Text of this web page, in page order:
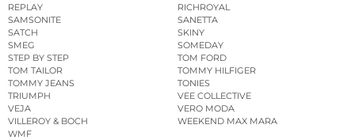
REPLAY
RICHROYAL
SAMSONITE
SANETTA
SATCH
SKINY
SMEG
SOMEDAY
STEP BY STEP
TOM FORD
TOM TAILOR
TOMMY HILFIGER
TOMMY JEANS
TONIES
TRIUMPH
VEE COLLECTIVE
VEJA
VERO MODA
VILLEROY & BOCH
WEEKEND MAX MARA
WMF